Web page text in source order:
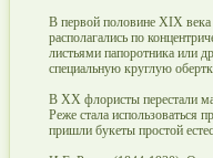
В первой половине XIX
располагались по
листьями папоротника или
специальную круглую
В ХХ флористы перестали
Реже стала использоваться
пришли букеты простой